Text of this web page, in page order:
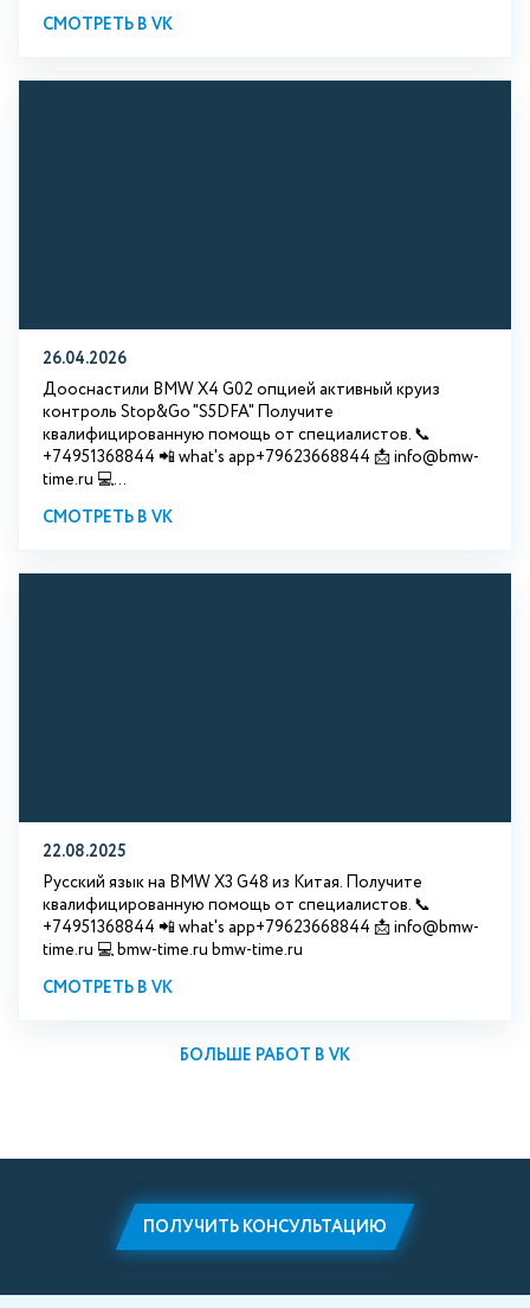
СМОТРЕТЬ В VK
26.04.2026
Дооснастили BMW X4 G02 опцией активный круиз
контроль Stop&Go "S5DFA" Получите
квалифицированную помощь от специалистов. 📞
+74951368844 📲 what's app+79623668844 📩 info@bmw-
time.ru 💻...
СМОТРЕТЬ В VK
22.08.2025
Русский язык на BMW X3 G48 из Китая. Получите
квалифицированную помощь от специалистов. 📞
+74951368844 📲 what's app+79623668844 📩 info@bmw-
time.ru 💻 bmw-time.ru bmw-time.ru
СМОТРЕТЬ В VK
БОЛЬШЕ РАБОТ В VK
ПОЛУЧИТЬ КОНСУЛЬТАЦИЮ